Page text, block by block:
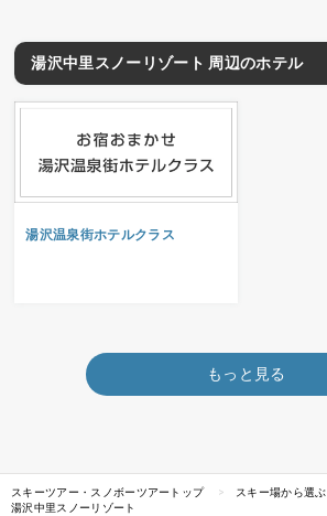
湯沢中里スノーリゾート 周辺のホテル
湯沢温泉街ホテルクラス
もっと見る
スキーツアー・スノボーツアートップ スキー場から選ぶ
湯沢中里スノーリゾート